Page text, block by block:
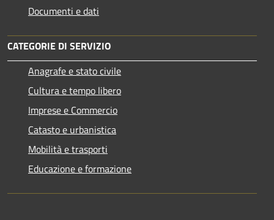
Documenti e dati
CATEGORIE DI SERVIZIO
Anagrafe e stato civile
Cultura e tempo libero
Imprese e Commercio
Catasto e urbanistica
Mobilità e trasporti
Educazione e formazione